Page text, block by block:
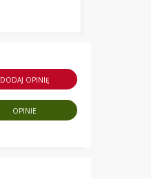
DODAJ OPINIĘ
OPINIE